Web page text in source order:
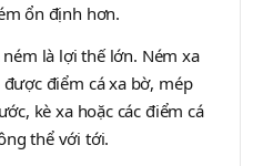
ổn định hơn.
là lợi thế lớn. Ném xa
điểm cá xa bờ, mép
kè xa hoặc các điểm cá
thể với tới.